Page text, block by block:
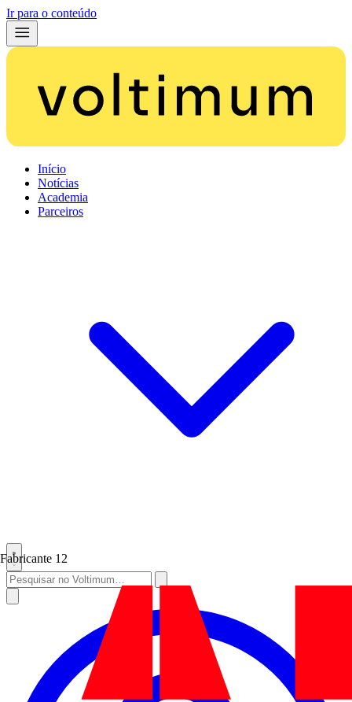
Ir para o conteúdo
Início
Notícias
Academia
Parceiros
Fabricante 12